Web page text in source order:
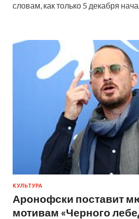
словам, как только 5 декабря
КУЛЬТУРА
Аронофски поставит
мотивам «Черного